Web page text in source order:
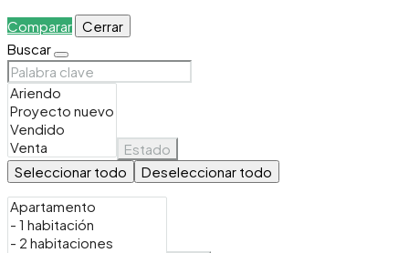
Comparar Cerrar
Buscar
Estado
Seleccionar todo
Deseleccionar todo